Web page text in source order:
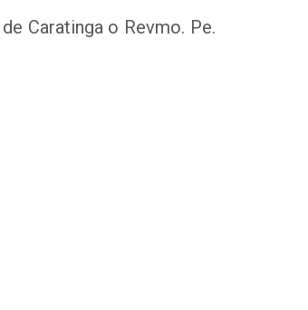
Caratinga o Revmo. Pe.